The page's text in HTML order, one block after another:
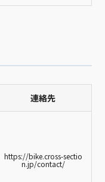
連絡先
https://bike.cross-sectio
n.jp/contact/